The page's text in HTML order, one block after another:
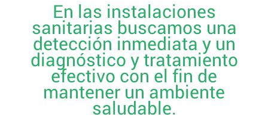
En las instalaciones
sanitarias buscamos una
detección inmediata y un
diagnóstico y tratamiento
efectivo con el fin de
mantener un ambiente
saludable.